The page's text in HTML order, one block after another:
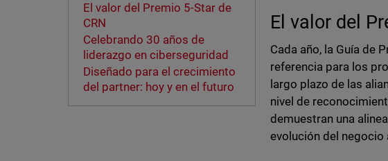
El valor del Premio 5-Star de
CRN
Celebrando 30 años de
liderazgo en ciberseguridad
Diseñado para el crecimiento
del partner: hoy y en el futuro
El valor del
Cada año, la Guía de
referencia para los
largo plazo de las
nivel de
demuestran una
evolución del negocio